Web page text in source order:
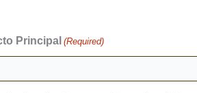
Principal (Required)